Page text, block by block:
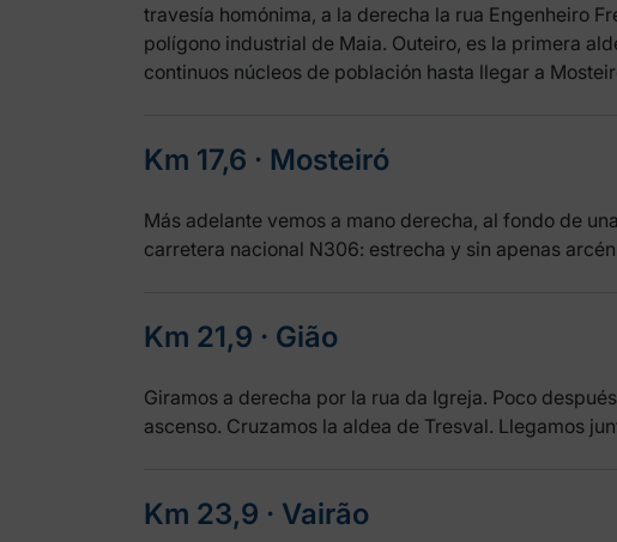
travesía homónima, a la derecha la rua Engenheiro
polígono industrial de Maia. Outeiro, es la primera
continuos núcleos de población hasta llegar a
Km 17,6 ‧ Mosteiró
Más adelante vemos a mano derecha, al fondo de
carretera nacional N306: estrecha y sin apenas
Km 21,9 ‧ Gião
Giramos a derecha por la rua da Igreja. Poco
ascenso. Cruzamos la aldea de Tresval. Llegamos
Km 23,9 ‧ Vairão